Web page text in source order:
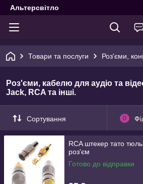
Альтерсвітло
Товари та послуги Роз'єми,
Роз'єми, кабелю для аудіо та
Jack, RCA та інші.
Сортування 0
RCA штекер тато
роз'єм
Готово до відправки